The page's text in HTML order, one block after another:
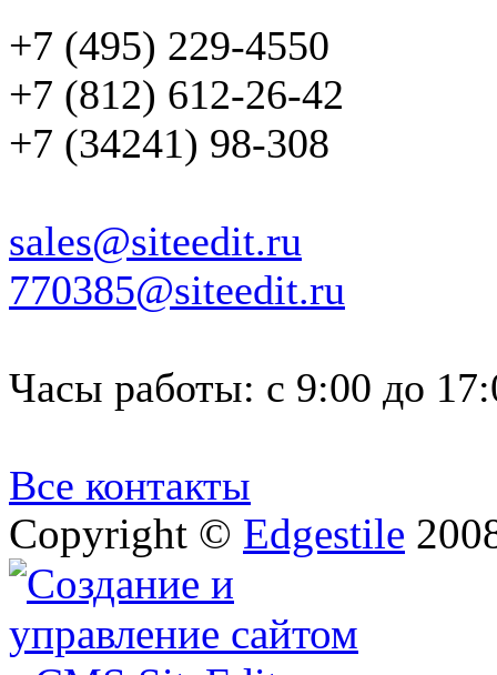
+7 (495) 229-4550
+7 (812) 612-26-42
+7 (34241) 98-308
sales@siteedit.ru
770385@siteedit.ru
Часы работы: с 9:00 до
Все контакты
Copyright © Edgestile